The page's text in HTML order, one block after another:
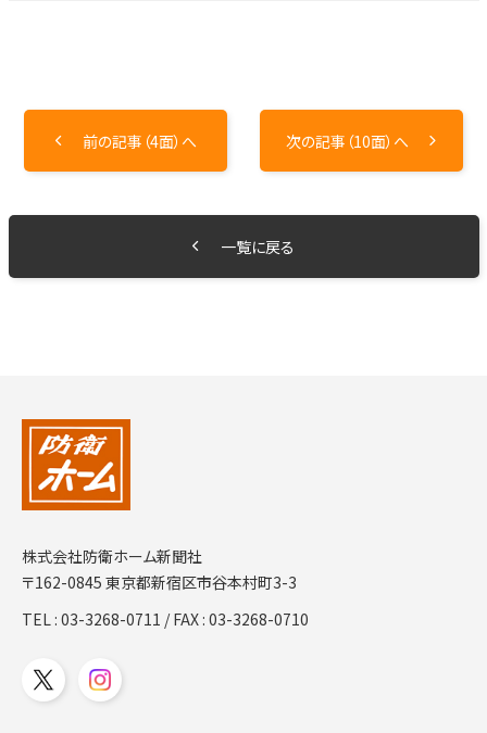
前の記事（4面）へ 次の記事（10面）へ
一覧に戻る
株式会社防衛ホーム新聞社
〒162-0845 東京都新宿区市谷本村町3-3
TEL :03-3268-0711 / FAX : 03-3268-0710